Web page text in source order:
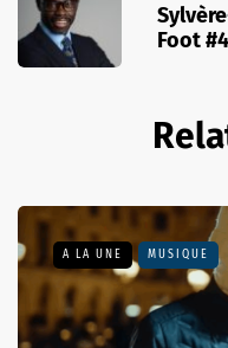
Foot
A LA UNE MUSIQUE